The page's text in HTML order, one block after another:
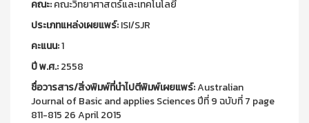
คณะ:คณะวิทยาศาสตร์และเทคโนโลยี
ประเภทแหล่งเผยแพร์:ISI/SJR
คะแนน:1
ปี พ.ศ.:2558
ชื่อวารสาร/สิ่งพิมพ์ที่นำไปตีพิมพ์เผยแพร์:Australian
Journal of Basic and applies Sciences ปีที่ 9 ฉบับที่ 7 page
811-815 26 April 2015